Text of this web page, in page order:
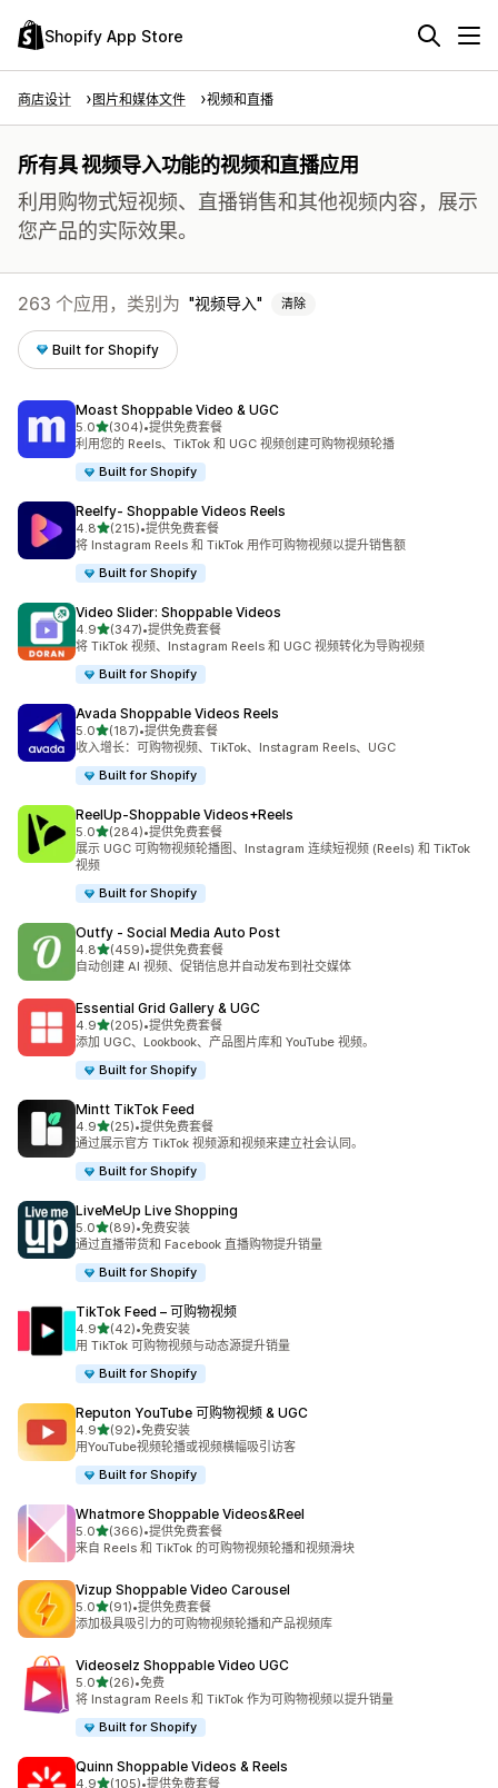
Shopify App Store
商店设计 图片和媒体文件 视频和直播
所有具 视频导入功能的视频和直播应用
利用购物式短视频、直播销售和其他视频内容，展示
您产品的实际效果。
263 个应用，类别为 视频导入 清除
Built for Shopify
Moast Shoppable Video & UGC
5.0星（满分 5 星）
(304)
总共 304 条评论
•提供免费套餐
利用您的 Reels、TikTok 和 UGC 视频创建可购物视频轮播
Built for Shopify
Reelfy‑ Shoppable Videos Reels
4.8星（满分 5 星）
(215)
总共 215 条评论
•提供免费套餐
将 Instagram Reels 和 TikTok 用作可购物视频以提升销售额
Built for Shopify
Video Slider: Shoppable Videos
4.9星（满分 5 星）
(347)
总共 347 条评论
•提供免费套餐
将 TikTok 视频、Instagram Reels 和 UGC 视频转化为导购视频
Built for Shopify
Avada Shoppable Videos Reels
5.0星（满分 5 星）
(187)
总共 187 条评论
•提供免费套餐
收入增长：可购物视频、TikTok、Instagram Reels、UGC
Built for Shopify
ReelUp‑Shoppable Videos+Reels
5.0星（满分 5 星）
(284)
总共 284 条评论
•提供免费套餐
展示 UGC 可购物视频轮播图、Instagram 连续短视频 (Reels) 和 TikTok
视频
Built for Shopify
Outfy ‑ Social Media Auto Post
4.8星（满分 5 星）
(459)
总共 459 条评论
•提供免费套餐
自动创建 AI 视频、促销信息并自动发布到社交媒体
Essential Grid Gallery & UGC
4.9星（满分 5 星）
(205)
总共 205 条评论
•提供免费套餐
添加 UGC、Lookbook、产品图片库和 YouTube 视频。
Built for Shopify
Mintt TikTok Feed
4.9星（满分 5 星）
(25)
总共 25 条评论
•提供免费套餐
通过展示官方 TikTok 视频源和视频来建立社会认同。
Built for Shopify
LiveMeUp Live Shopping
5.0星（满分 5 星）
(89)
总共 89 条评论
•免费安装
通过直播带货和 Facebook 直播购物提升销量
Built for Shopify
TikTok Feed – 可购物视频
4.9星（满分 5 星）
(42)
总共 42 条评论
•免费安装
用 TikTok 可购物视频与动态源提升销量
Built for Shopify
Reputon YouTube 可购物视频 & UGC
4.9星（满分 5 星）
(92)
总共 92 条评论
•免费安装
用YouTube视频轮播或视频横幅吸引访客
Built for Shopify
Whatmore Shoppable Videos&Reel
5.0星（满分 5 星）
(366)
总共 366 条评论
•提供免费套餐
来自 Reels 和 TikTok 的可购物视频轮播和视频滑块
Vizup Shoppable Video Carousel
5.0星（满分 5 星）
(91)
总共 91 条评论
•提供免费套餐
添加极具吸引力的可购物视频轮播和产品视频库
Videoselz Shoppable Video UGC
5.0星（满分 5 星）
(26)
总共 26 条评论
•免费
将 Instagram Reels 和 TikTok 作为可购物视频以提升销量
Built for Shopify
Quinn Shoppable Videos & Reels
4.9星（满分 5 星）
(105)•提供免费套餐